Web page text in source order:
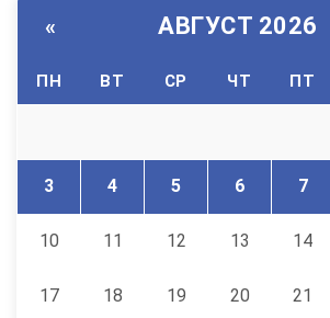
« АВГУСТ 2026
ПН ВТ СР ЧТ ПТ
3 4 5 6 7
10 11 12 13 14
17 18 19 20 21